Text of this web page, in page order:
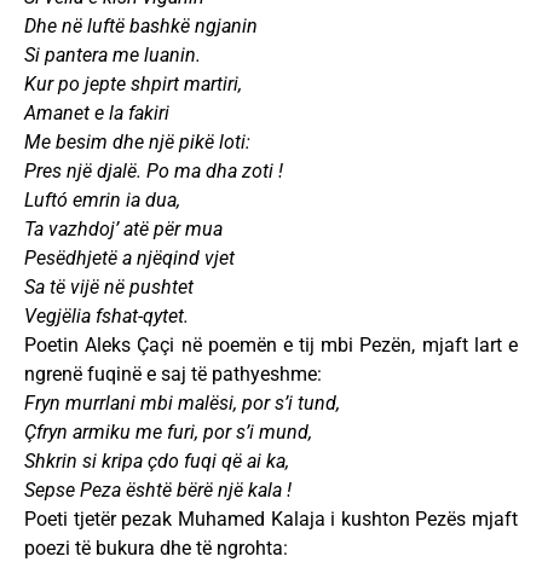
Dhe në luftë bashkë ngjanin
Si pantera me luanin.
Kur po jepte shpirt martiri,
Amanet e la fakiri
Me besim dhe një pikë loti:
Pres një djalë. Po ma dha zoti !
Luftó emrin ia dua,
Ta vazhdoj’ atë për mua
Pesëdhjetë a njëqind vjet
Sa të vijë në pushtet
Vegjëlia fshat-qytet.
Poetin Aleks Çaçi në poemën e tij mbi Pezën, mjaft lart e
ngrenë fuqinë e saj të pathyeshme:
Fryn murrlani mbi malësi, por s’i tund,
Çfryn armiku me furi, por s’i mund,
Shkrin si kripa çdo fuqi që ai ka,
Sepse Peza është bërë një kala !
Poeti tjetër pezak Muhamed Kalaja i kushton Pezës mjaft
poezi të bukura dhe të ngrohta: